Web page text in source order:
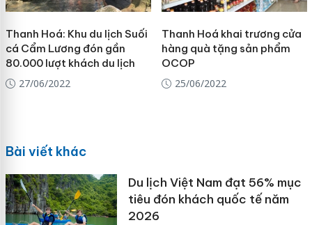
Thanh Hoá: Khu du lịch Suối
cá Cẩm Lương đón gần
80.000 lượt khách du lịch
27/06/2022
Thanh Hoá khai trương cửa
hàng quà tặng sản phẩm
OCOP
25/06/2022
Bài viết khác
Du lịch Việt Nam đạt 56% mục
tiêu đón khách quốc tế năm
2026